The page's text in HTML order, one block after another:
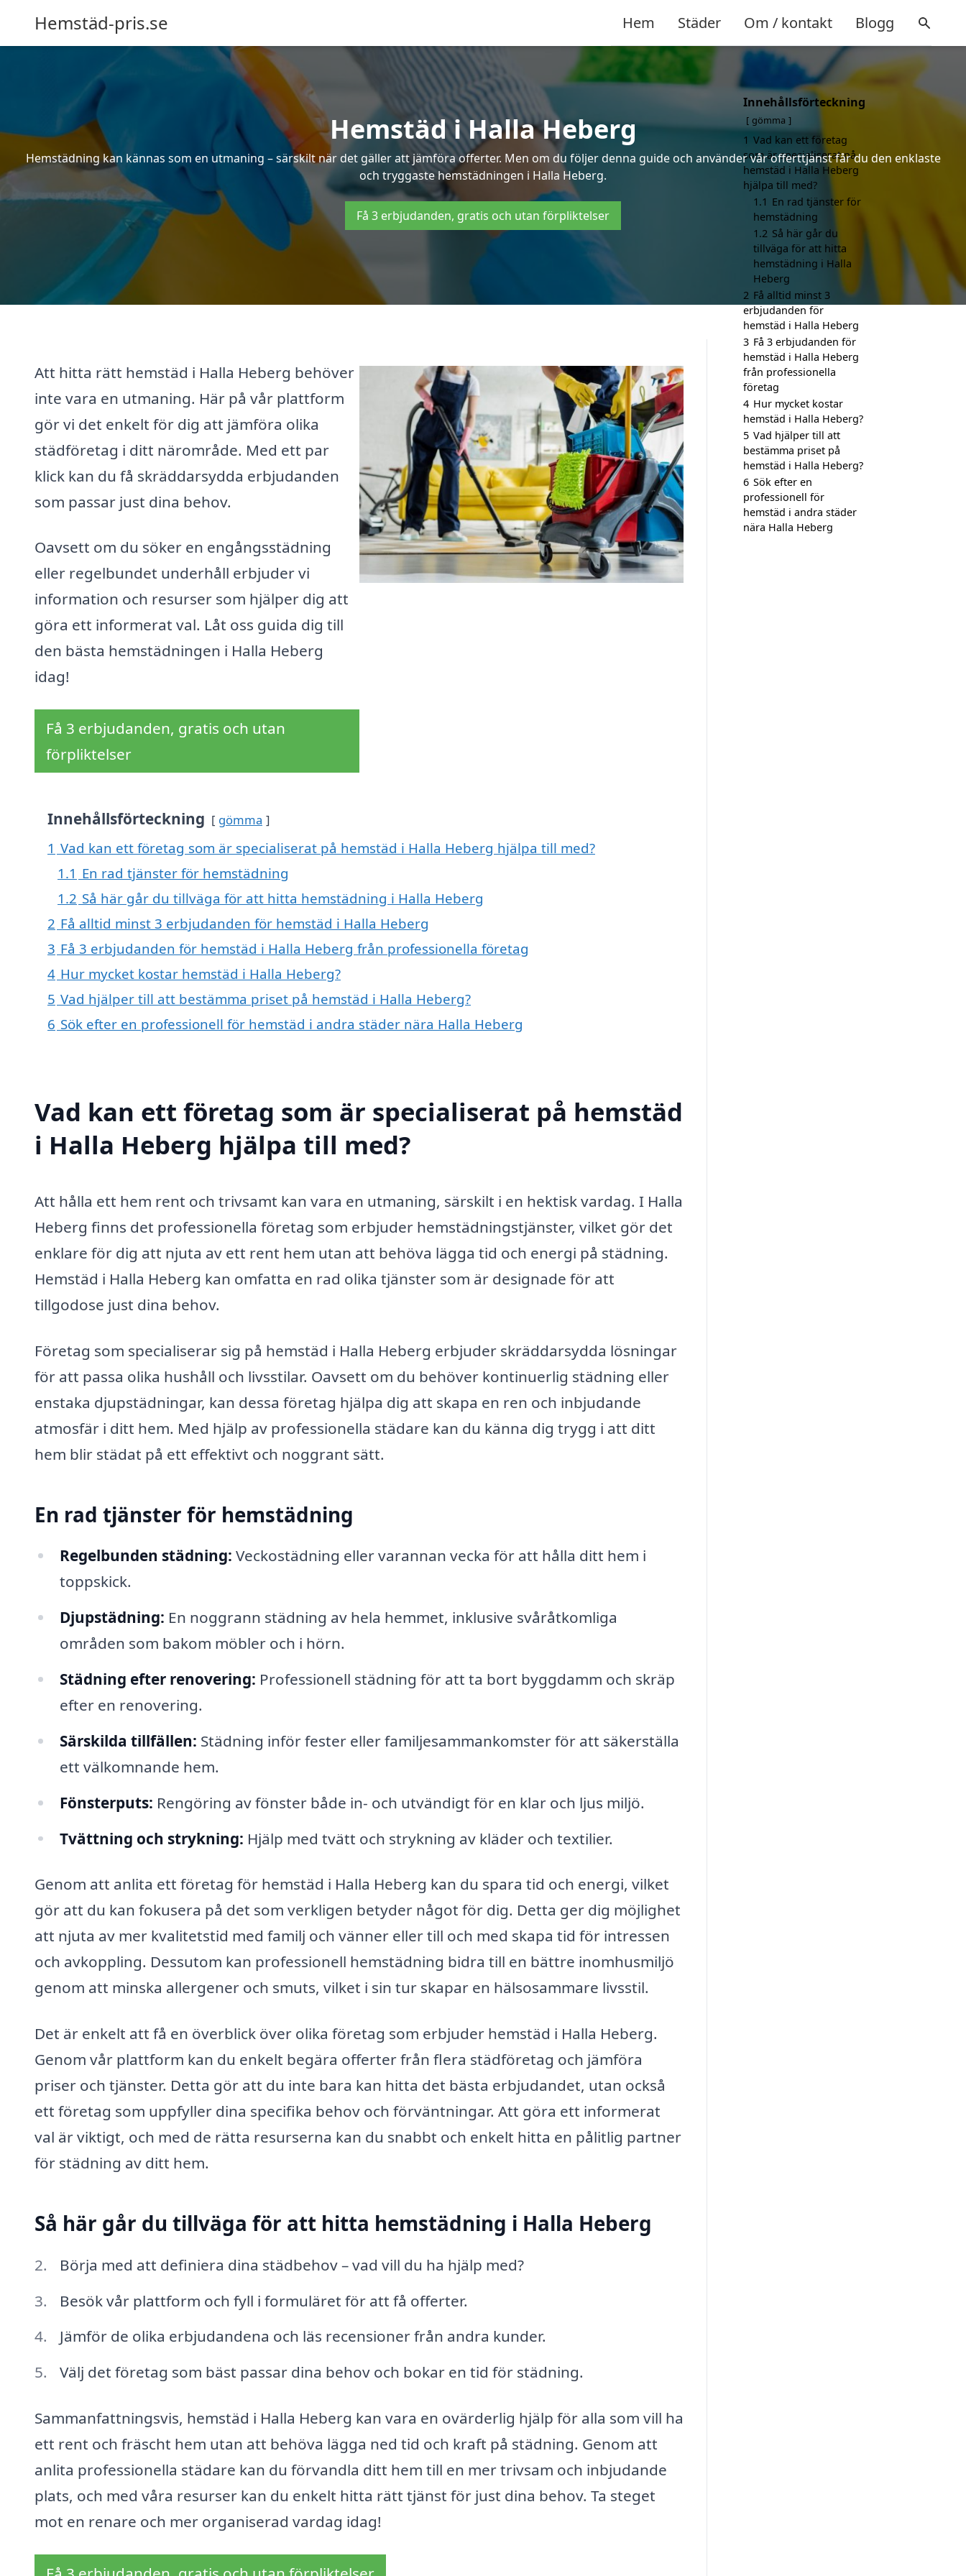
Hemstäd-pris.se Hem Städer Om / kontakt Blogg
Hemstäd i Halla Heberg
Hemstädning kan kännas som en utmaning – särskilt när det gäller att jämföra offerter. Men om du följer denna guide och använder vår offerttjänst får du den enklaste
och tryggaste hemstädningen i Halla Heberg.
Få 3 erbjudanden, gratis och utan förpliktelser
Att hitta rätt hemstäd i Halla Heberg behöver
inte vara en utmaning. Här på vår plattform
gör vi det enkelt för dig att jämföra olika
städföretag i ditt närområde. Med ett par
klick kan du få skräddarsydda erbjudanden
som passar just dina behov.
Oavsett om du söker en engångsstädning
eller regelbundet underhåll erbjuder vi
information och resurser som hjälper dig att
göra ett informerat val. Låt oss guida dig till
den bästa hemstädningen i Halla Heberg
idag!
Få 3 erbjudanden, gratis och utan
förpliktelser
Innehållsförteckning gömma
1 Vad kan ett företag som är specialiserat på hemstäd i Halla Heberg hjälpa till med?
1.1 En rad tjänster för hemstädning
1.2 Så här går du tillväga för att hitta hemstädning i Halla Heberg
2 Få alltid minst 3 erbjudanden för hemstäd i Halla Heberg
3 Få 3 erbjudanden för hemstäd i Halla Heberg från professionella företag
4 Hur mycket kostar hemstäd i Halla Heberg?
5 Vad hjälper till att bestämma priset på hemstäd i Halla Heberg?
6 Sök efter en professionell för hemstäd i andra städer nära Halla Heberg
Vad kan ett företag som är specialiserat på hemstäd
i Halla Heberg hjälpa till med?
Att hålla ett hem rent och trivsamt kan vara en utmaning, särskilt i en hektisk vardag. I Halla
Heberg finns det professionella företag som erbjuder hemstädningstjänster, vilket gör det
enklare för dig att njuta av ett rent hem utan att behöva lägga tid och energi på städning.
Hemstäd i Halla Heberg kan omfatta en rad olika tjänster som är designade för att
tillgodose just dina behov.
Företag som specialiserar sig på hemstäd i Halla Heberg erbjuder skräddarsydda lösningar
för att passa olika hushåll och livsstilar. Oavsett om du behöver kontinuerlig städning eller
enstaka djupstädningar, kan dessa företag hjälpa dig att skapa en ren och inbjudande
atmosfär i ditt hem. Med hjälp av professionella städare kan du känna dig trygg i att ditt
hem blir städat på ett effektivt och noggrant sätt.
En rad tjänster för hemstädning
Regelbunden städning: Veckostädning eller varannan vecka för att hålla ditt hem i
toppskick.
Djupstädning: En noggrann städning av hela hemmet, inklusive svåråtkomliga
områden som bakom möbler och i hörn.
Städning efter renovering: Professionell städning för att ta bort byggdamm och skräp
efter en renovering.
Särskilda tillfällen: Städning inför fester eller familjesammankomster för att säkerställa
ett välkomnande hem.
Fönsterputs: Rengöring av fönster både in- och utvändigt för en klar och ljus miljö.
Tvättning och strykning: Hjälp med tvätt och strykning av kläder och textilier.
Genom att anlita ett företag för hemstäd i Halla Heberg kan du spara tid och energi, vilket
gör att du kan fokusera på det som verkligen betyder något för dig. Detta ger dig möjlighet
att njuta av mer kvalitetstid med familj och vänner eller till och med skapa tid för intressen
och avkoppling. Dessutom kan professionell hemstädning bidra till en bättre inomhusmiljö
genom att minska allergener och smuts, vilket i sin tur skapar en hälsosammare livsstil.
Det är enkelt att få en överblick över olika företag som erbjuder hemstäd i Halla Heberg.
Genom vår plattform kan du enkelt begära offerter från flera städföretag och jämföra
priser och tjänster. Detta gör att du inte bara kan hitta det bästa erbjudandet, utan också
ett företag som uppfyller dina specifika behov och förväntningar. Att göra ett informerat
val är viktigt, och med de rätta resurserna kan du snabbt och enkelt hitta en pålitlig partner
för städning av ditt hem.
Så här går du tillväga för att hitta hemstädning i Halla Heberg
Börja med att definiera dina städbehov – vad vill du ha hjälp med?
Besök vår plattform och fyll i formuläret för att få offerter.
Jämför de olika erbjudandena och läs recensioner från andra kunder.
Välj det företag som bäst passar dina behov och bokar en tid för städning.
Sammanfattningsvis, hemstäd i Halla Heberg kan vara en ovärderlig hjälp för alla som vill ha
ett rent och fräscht hem utan att behöva lägga ned tid och kraft på städning. Genom att
anlita professionella städare kan du förvandla ditt hem till en mer trivsam och inbjudande
plats, och med våra resurser kan du enkelt hitta rätt tjänst för just dina behov. Ta steget
mot en renare och mer organiserad vardag idag!
Innehållsförteckning
gömma
1 Vad kan ett företag
som är specialiserat på
hemstäd i Halla Heberg
hjälpa till med?
1.1 En rad tjänster för
hemstädning
1.2 Så här går du
tillväga för att hitta
hemstädning i Halla
Heberg
2 Få alltid minst 3
erbjudanden för
hemstäd i Halla Heberg
3 Få 3 erbjudanden för
hemstäd i Halla Heberg
från professionella
företag
4 Hur mycket kostar
hemstäd i Halla Heberg?
5 Vad hjälper till att
bestämma priset på
hemstäd i Halla Heberg?
6 Sök efter en
professionell för
hemstäd i andra städer
nära Halla Heberg